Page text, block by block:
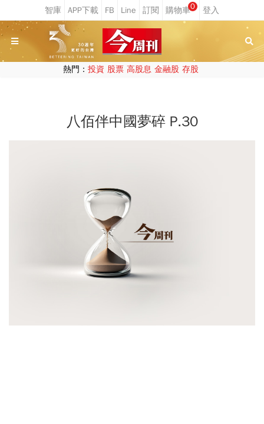
0
熱門： 投資 股票 高股息 金融股 存股
八佰伴中國夢碎 P.30